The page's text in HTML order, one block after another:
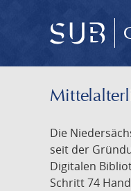
Die
seit der
Digitalen
Schritt 74